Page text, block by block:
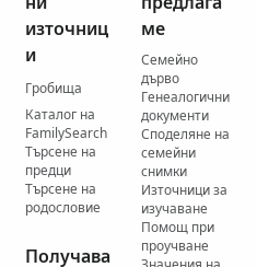
източниц
и
Гробища
Каталог на
FamilySearch
Търсене на
предци
Търсене на
родословие
Получава
ме
Семейно
дърво
Генеалогични
документи
Споделяне на
семейни
снимки
Източници за
изучаване
Помощ при
проучване